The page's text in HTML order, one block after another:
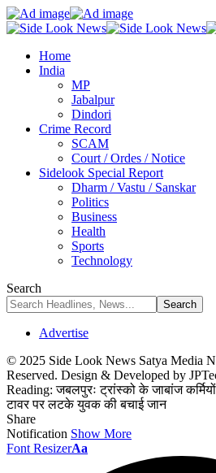
Home
India
MP
Jabalpur
Dindori
Crime Record
SCAM
Court / Ordes / Notice
Sidelook Special Report
Dharm / Vastu / Sanskar
Politics
Business
Health
Sports
Technology
Search
Advertise
© 2025 Side Look News Satya Media
Reserved. Design & Developed by
Reading: जबलपुरः ट्रांस्को के जाबांज
टावर पर लटके युवक की बचाई जान
Share
Notification Show More
Font ResizerAa